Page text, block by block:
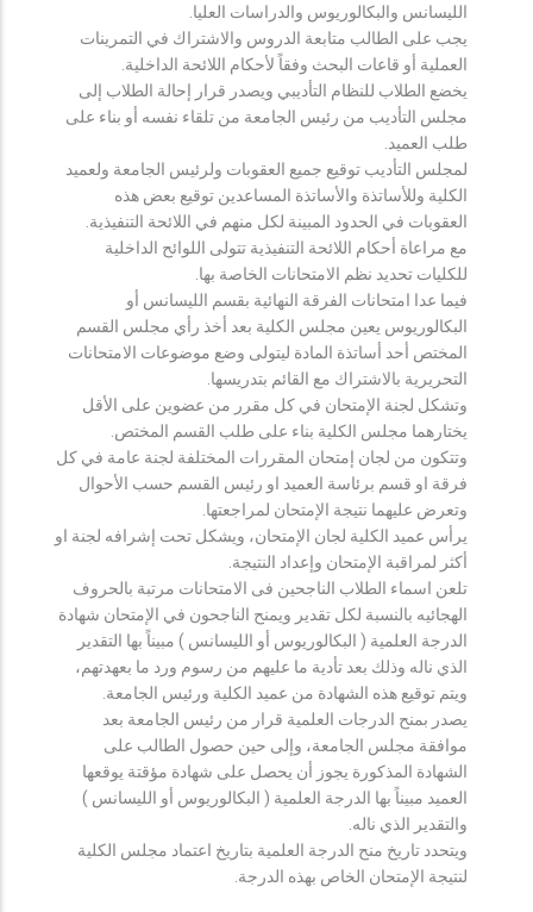
الليسانس والبكالوريوس والدراسات العليا.
يجب على الطالب متابعة الدروس والاشتراك في التمرينات
العملية أو قاعات البحث وفقاً لأحكام اللائحة الداخلية.
يخضع الطلاب للنظام التأديبي ويصدر قرار إحالة الطلاب إلى
مجلس التأديب من رئيس الجامعة من تلقاء نفسه أو بناء على
طلب العميد.
لمجلس التأديب توقيع جميع العقوبات ولرئيس الجامعة ولعميد
الكلية وللأساتذة والأساتذة المساعدين توقيع بعض هذه
العقوبات في الحدود المبينة لكل منهم في اللائحة التنفيذية.
مع مراعاة أحكام اللائحة التنفيذية تتولى اللوائح الداخلية
للكليات تحديد نظم الامتحانات الخاصة بها.
فيما عدا امتحانات الفرقة النهائية بقسم الليسانس أو
البكالوريوس يعين مجلس الكلية بعد أخذ رأي مجلس القسم
المختص أحد أساتذة المادة ليتولى وضع موضوعات الامتحانات
التحريرية بالاشتراك مع القائم بتدريسها.
وتشكل لجنة الإمتحان في كل مقرر من عضوين على الأقل
يختارهما مجلس الكلية بناء على طلب القسم المختص.
وتتكون من لجان إمتحان المقررات المختلفة لجنة عامة في كل
فرقة او قسم برئاسة العميد او رئيس القسم حسب الأحوال
وتعرض عليهما نتيجة الإمتحان لمراجعتها.
يرأس عميد الكلية لجان الإمتحان، ويشكل تحت إشرافه لجنة او
أكثر لمراقبة الإمتحان وإعداد النتيجة.
تلعن اسماء الطلاب الناجحين فى الامتحانات مرتبة بالحروف
الهجائيه بالنسبة لكل تقدير ويمنح الناجحون في الإمتحان شهادة
الدرجة العلمية ( البكالوريوس أو الليسانس ) مبيناً بها التقدير
الذي ناله وذلك بعد تأدية ما عليهم من رسوم ورد ما بعهدتهم،
ويتم توقيع هذه الشهادة من عميد الكلية ورئيس الجامعة.
يصدر بمنح الدرجات العلمية قرار من رئيس الجامعة بعد
موافقة مجلس الجامعة، وإلى حين حصول الطالب على
الشهادة المذكورة يجوز أن يحصل على شهادة مؤقتة يوقعها
العميد مبيناً بها الدرجة العلمية ( البكالوريوس أو الليسانس )
والتقدير الذي ناله.
ويتحدد تاريخ منح الدرجة العلمية بتاريخ اعتماد مجلس الكلية
لنتيجة الإمتحان الخاص بهذه الدرجة.